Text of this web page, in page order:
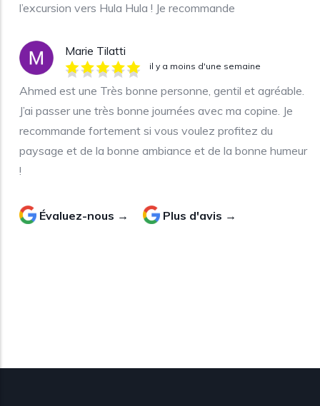
l’excursion vers Hula Hula ! Je recommande
Marie Tilatti
il y a moins d'une semaine
Ahmed est une Très bonne personne, gentil et agréable.
J’ai passer une très bonne journées avec ma copine. Je
recommande fortement si vous voulez profitez du
paysage et de la bonne ambiance et de la bonne humeur
!
Évaluez-nous → Plus d'avis →